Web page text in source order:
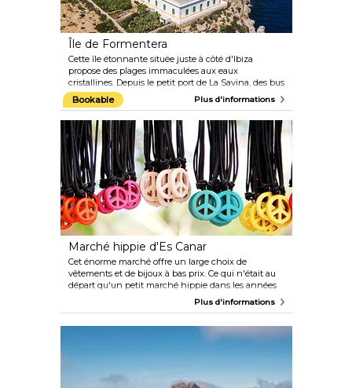
Île de Formentera
Cette île étonnante située juste à côté d'Ibiza
propose des plages immaculées aux eaux
cristallines. Depuis le petit port de La Savina, des bus
desservent d'autres parties de l'île. Vous pouvez
également louer une voiture, un cyclomoteur ou un
vélo dans l'un des magasins situés à proximité. Vous
pouvez vous procurer un plan auprès de l'office du
tourisme du port. Les sites d'intérêt incluent une
sépulture de Ca Na Costa vieille de 4 000 ans, le
restaurant Es Mirador et les plages de Cala Saona,
Illettes et Llevant.
Bookable Plus d'informations
Marché hippie d'Es Canar
Cet énorme marché offre un large choix de
vêtements et de bijoux à bas prix. Ce qui n'était au
départ qu'un petit marché hippie dans les années
1960 est aujourd'hui devenu l'une des principales
Plus d'informations